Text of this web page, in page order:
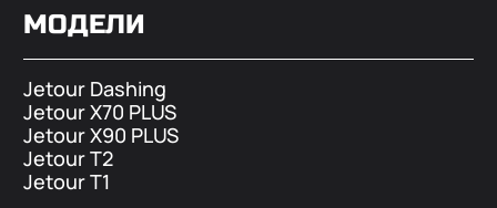
МОДЕЛИ
Jetour Dashing
Jetour X70 PLUS
Jetour X90 PLUS
Jetour T2
Jetour T1